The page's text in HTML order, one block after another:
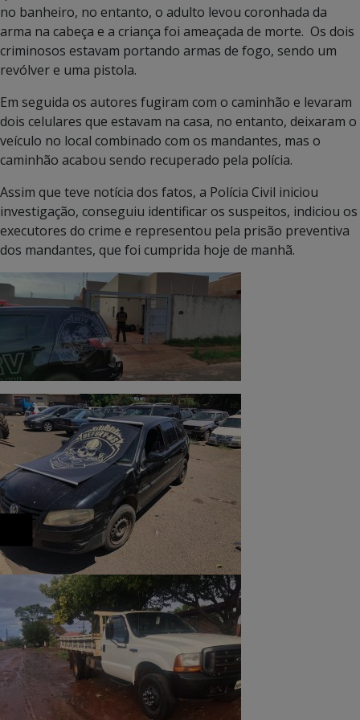
no banheiro, no entanto, o adulto levou coronhada da
arma na cabeça e a criança foi ameaçada de morte. Os dois
criminosos estavam portando armas de fogo, sendo um
revólver e uma pistola.
Em seguida os autores fugiram com o caminhão e levaram
dois celulares que estavam na casa, no entanto, deixaram o
veículo no local combinado com os mandantes, mas o
caminhão acabou sendo recuperado pela polícia.
Assim que teve notícia dos fatos, a Polícia Civil iniciou
investigação, conseguiu identificar os suspeitos, indiciou os
executores do crime e representou pela prisão preventiva
dos mandantes, que foi cumprida hoje de manhã.